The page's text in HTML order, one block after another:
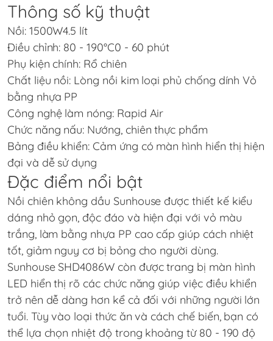
Thông số kỹ thuật
Nồi: 1500W4.5 lít
Điều chỉnh: 80 - 190°C0 - 60 phút
Phụ kiện chính: Rổ chiên
Chất liệu nồi: Lòng nồi kim loại phủ chống dính Vỏ
bằng nhựa PP
Công nghệ làm nóng: Rapid Air
Chức năng nấu: Nướng, chiên thực phẩm
Bảng điều khiển: Cảm ứng có màn hình hiển thị hiện
đại và dễ sử dụng
Đặc điểm nổi bật
Nồi chiên không dầu Sunhouse được thiết kế kiểu
dáng nhỏ gọn, độc đáo và hiện đại với vỏ màu
trắng, làm bằng nhựa PP cao cấp giúp cách nhiệt
tốt, giảm nguy cơ bị bỏng cho người dùng.
Sunhouse SHD4086W còn được trang bị màn hình
LED hiển thị rõ các chức năng giúp việc điều khiển
trở nên dễ dàng hơn kể cả đối với những người lớn
tuổi. Tùy vào loại thức ăn và cách chế biến, bạn có
thể lựa chọn nhiệt độ trong khoảng từ 80 - 190 độ